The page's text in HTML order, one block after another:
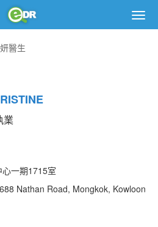
醫生
業
一期1715室
Nathan Road, Mongkok, Kowloon